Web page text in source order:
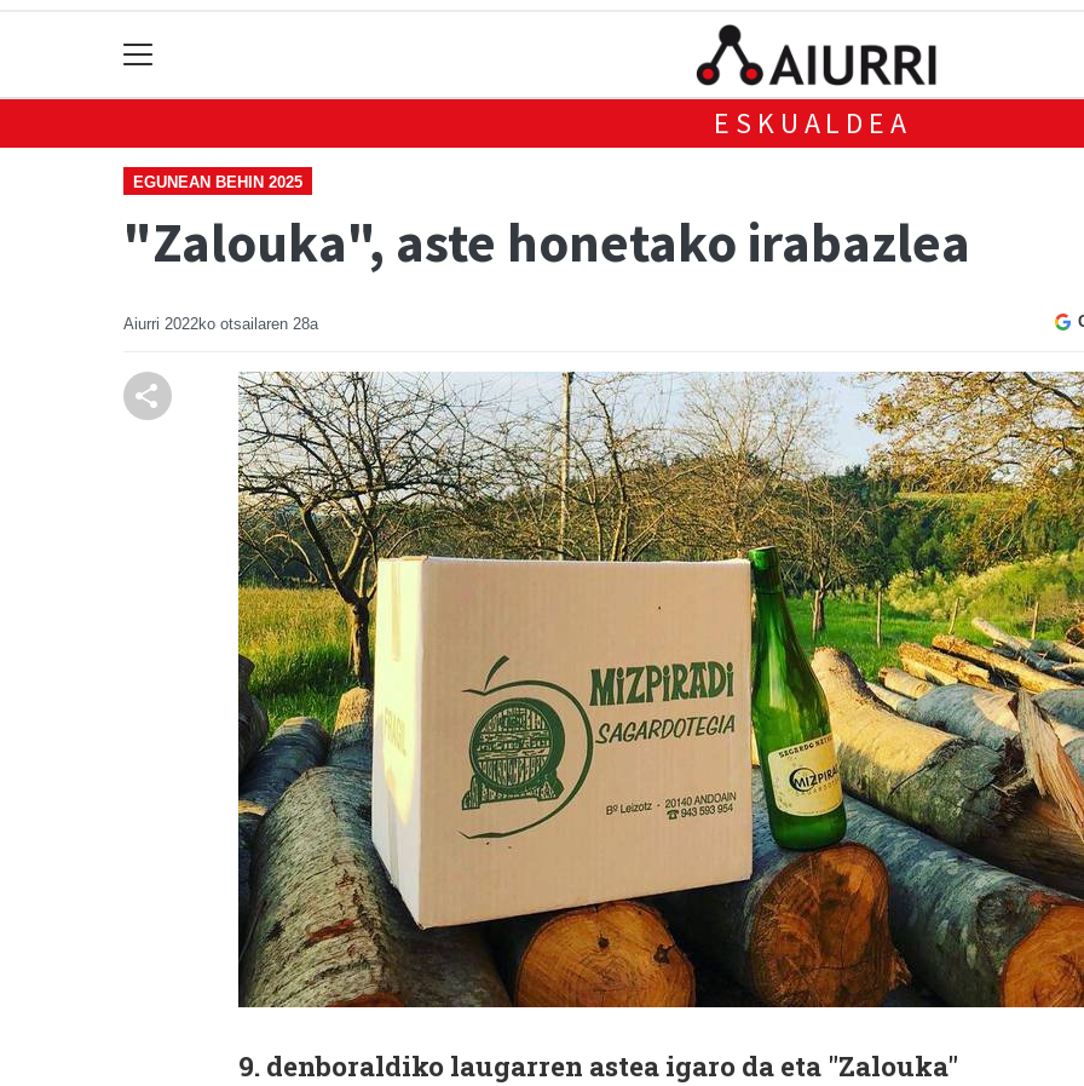
ESKUALDEA
EGUNEAN BEHIN 2025
"Zalouka", aste honetako irabazlea
Aiurri 2022ko otsailaren 28a
9. denboraldiko laugarren astea igaro da eta "Zalouka"